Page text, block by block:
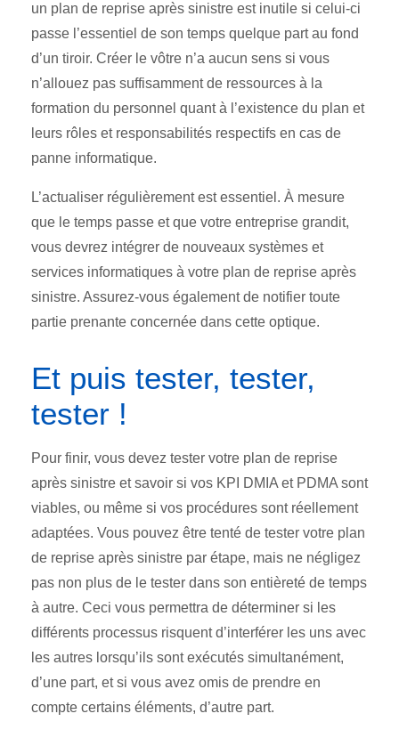
un plan de reprise après sinistre est inutile si celui-ci
passe l’essentiel de son temps quelque part au fond
d’un tiroir. Créer le vôtre n’a aucun sens si vous
n’allouez pas suffisamment de ressources à la
formation du personnel quant à l’existence du plan et
leurs rôles et responsabilités respectifs en cas de
panne informatique.
L’actualiser régulièrement est essentiel. À mesure
que le temps passe et que votre entreprise grandit,
vous devrez intégrer de nouveaux systèmes et
services informatiques à votre plan de reprise après
sinistre. Assurez-vous également de notifier toute
partie prenante concernée dans cette optique.
Et puis tester, tester,
tester !
Pour finir, vous devez tester votre plan de reprise
après sinistre et savoir si vos KPI DMIA et PDMA sont
viables, ou même si vos procédures sont réellement
adaptées. Vous pouvez être tenté de tester votre plan
de reprise après sinistre par étape, mais ne négligez
pas non plus de le tester dans son entièreté de temps
à autre. Ceci vous permettra de déterminer si les
différents processus risquent d’interférer les uns avec
les autres lorsqu’ils sont exécutés simultanément,
d’une part, et si vous avez omis de prendre en
compte certains éléments, d’autre part.